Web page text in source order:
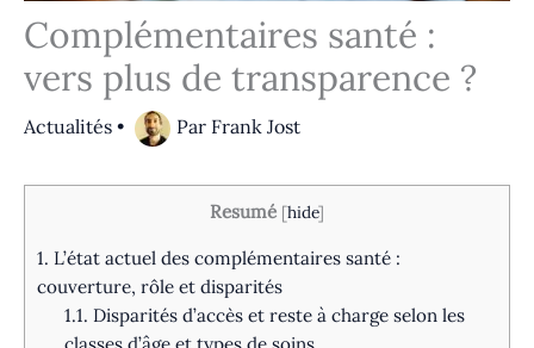
Complémentaires santé :
vers plus de transparence ?
Actualités • Par Frank Jost
Resumé [hide]
1. L’état actuel des complémentaires santé :
couverture, rôle et disparités
1.1. Disparités d’accès et reste à charge selon les